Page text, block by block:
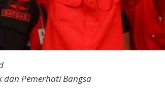
dan Pemerhati Bangsa